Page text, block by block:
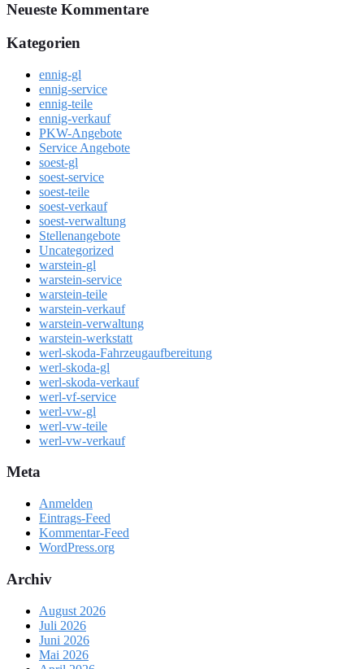
Neueste Kommentare
Kategorien
ennig-gl
ennig-service
ennig-teile
ennig-verkauf
PKW-Angebote
Service Angebote
soest-gl
soest-service
soest-teile
soest-verkauf
soest-verwaltung
Stellenangebote
Uncategorized
warstein-gl
warstein-service
warstein-teile
warstein-verkauf
warstein-verwaltung
warstein-werkstatt
werl-skoda-Fahrzeugaufbereitung
werl-skoda-gl
werl-skoda-verkauf
werl-vf-service
werl-vw-gl
werl-vw-teile
werl-vw-verkauf
Meta
Anmelden
Eintrags-Feed
Kommentar-Feed
WordPress.org
Archiv
August 2026
Juli 2026
Juni 2026
Mai 2026